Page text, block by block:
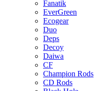
Fanatik
EverGreen
Ecogear
Duo
Deps
Decoy
Daiwa
CF
Champion Rods
CD Rods